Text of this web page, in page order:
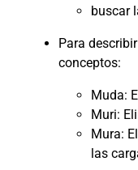
buscar
Para
conceptos:
Muda:
Muri:
Mura:
las